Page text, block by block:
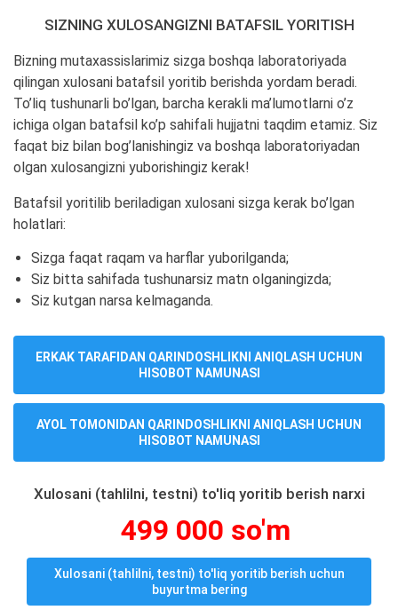
SIZNING XULOSANGIZNI BATAFSIL YORITISH
Bizning mutaxassislarimiz sizga boshqa laboratoriyada
qilingan xulosani batafsil yoritib berishda yordam beradi.
To’liq tushunarli bo’lgan, barcha kerakli ma’lumotlarni o’z
ichiga olgan batafsil ko’p sahifali hujjatni taqdim etamiz. Siz
faqat biz bilan bog’lanishingiz va boshqa laboratoriyadan
olgan xulosangizni yuborishingiz kerak!
Batafsil yoritilib beriladigan xulosani sizga kerak bo’lgan
holatlari:
Sizga faqat raqam va harflar yuborilganda;
Siz bitta sahifada tushunarsiz matn olganingizda;
Siz kutgan narsa kelmaganda.
ERKAK TARAFIDAN QARINDOSHLIKNI ANIQLASH UCHUN
HISOBOT NAMUNASI
AYOL TOMONIDAN QARINDOSHLIKNI ANIQLASH UCHUN
HISOBOT NAMUNASI
Xulosani (tahlilni, testni) to'liq yoritib berish narxi
499 000 so'm
Xulosani (tahlilni, testni) to'liq yoritib berish uchun
buyurtma bering